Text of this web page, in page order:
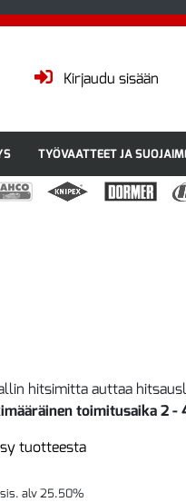
Kirjaudu sisään
TYÖVAATTEET JA
hitsimitta auttaa
toimitusaika 2 -
tuotteesta
alv 25.50%